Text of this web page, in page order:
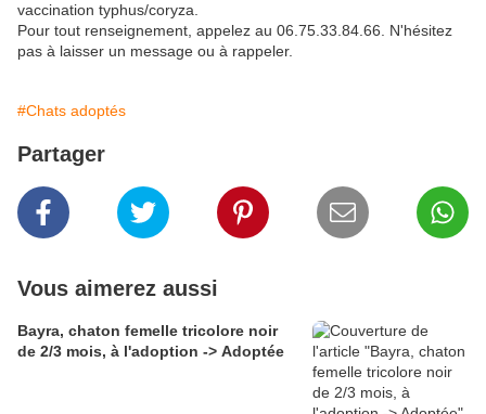
vaccination typhus/coryza.
Pour tout renseignement, appelez au 06.75.33.84.66. N'hésitez
pas à laisser un message ou à rappeler.
#Chats adoptés
Partager
Vous aimerez aussi
Bayra, chaton femelle tricolore noir
de 2/3 mois, à l'adoption -> Adoptée